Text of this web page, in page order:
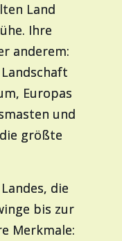
Land
Ihre
anderem:
Europas
und
größte
die
bis zur
Merkmale: